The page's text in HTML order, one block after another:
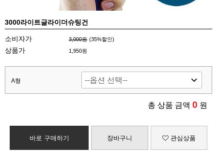
3000라이트글라이더슈팅건
소비자가 3,000원 (35%할인)
상품가 1,950원
A형
총 상품 금액 0 원
바로 구매하기 장바구니 관심상품